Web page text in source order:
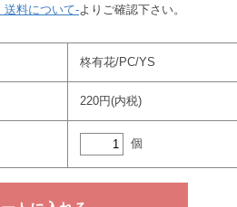
送料について-よりご確認下さい。
柊有花/PC/YS
220円(内税)
個